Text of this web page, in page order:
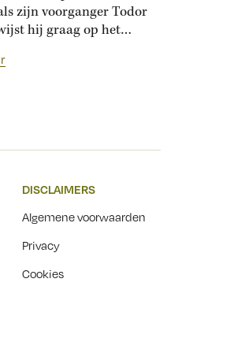
zijn voorganger Todor
hij graag op het
premier was zo
DISCLAIMERS
Algemene voorwaarden
Privacy
Cookies